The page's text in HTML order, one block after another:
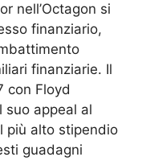
nell’Octagon si
finanziario,
finanziarie. Il
con Floyd
suo appeal al
più alto stipendio
guadagni